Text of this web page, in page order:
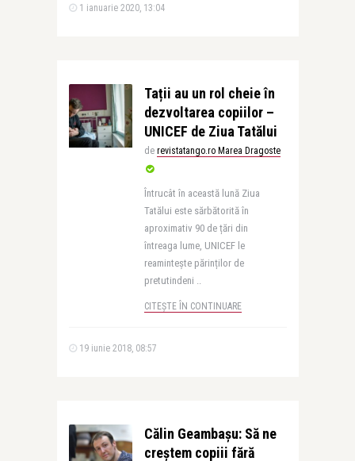
1 ianuarie 2020, 13:04
Tații au un rol cheie în
dezvoltarea copiilor –
UNICEF de Ziua Tatălui
de revistatango.ro Marea Dragoste
Întrucât în această lună Ziua
Tatălui este sărbătorită în
aproximativ 90 de țări din
întreaga lume, UNICEF le
reamintește părinților de
pretutindeni ..
CITEȘTE ÎN CONTINUARE
19 iunie 2018, 08:57
Călin Geambașu: Să ne
creștem copiii fără